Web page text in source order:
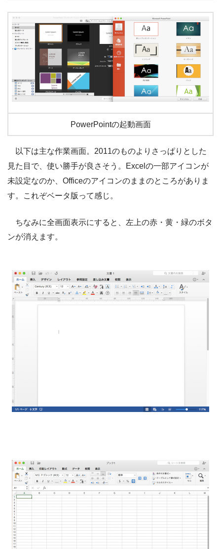
PowerPointの起動画面
以下は主な作業画面。2011のものよりさっぱりとした
見た目で、使い勝手が良さそう。Excelの一部アイコンが
未設定なのか、Officeのアイコンのままのところがありま
す。これぞベータ版って感じ。
ちなみに全画面表示にすると、左上の赤・黄・緑のボタ
ンが消えます。